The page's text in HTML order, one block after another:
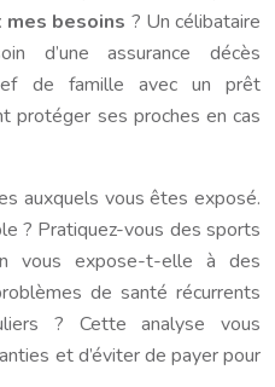
besoins ? Un célibataire
d’une assurance décès
de famille avec un prêt
protéger ses proches en cas
auxquels vous êtes exposé.
? Pratiquez-vous des sports
vous expose-t-elle à des
de santé récurrents
? Cette analyse vous
et d’éviter de payer pour